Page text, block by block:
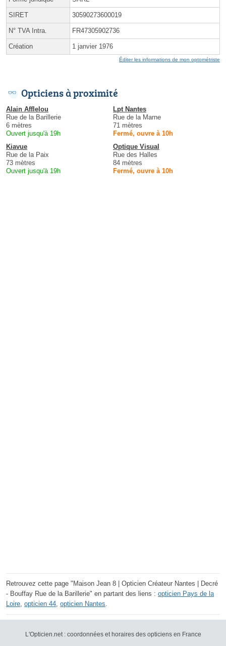
SIRET 30590273600019
N° TVA Intra. FR47305902736
Création 1 janvier 1976
Éditer les informations de mon optométriste
Opticiens à proximité
Alain Afflelou
Rue de la Barillerie
6 mètres
Ouvert jusqu'à 19h
Lpt Nantes
Rue de la Marne
71 mètres
Fermé, ouvre à 10h
Kiavue
Rue de la Paix
73 mètres
Ouvert jusqu'à 19h
Optique Visual
Rue des Halles
84 mètres
Fermé, ouvre à 10h
Retrouvez cette page "Maison Jean 8 | Opticien Créateur Nantes | Decré
- Bouffay Rue de la Barillerie" en partant des liens : opticien Pays de la
Loire, opticien 44, opticien Nantes.
L'Opticien.net : coordonnées et horaires des opticiens en France